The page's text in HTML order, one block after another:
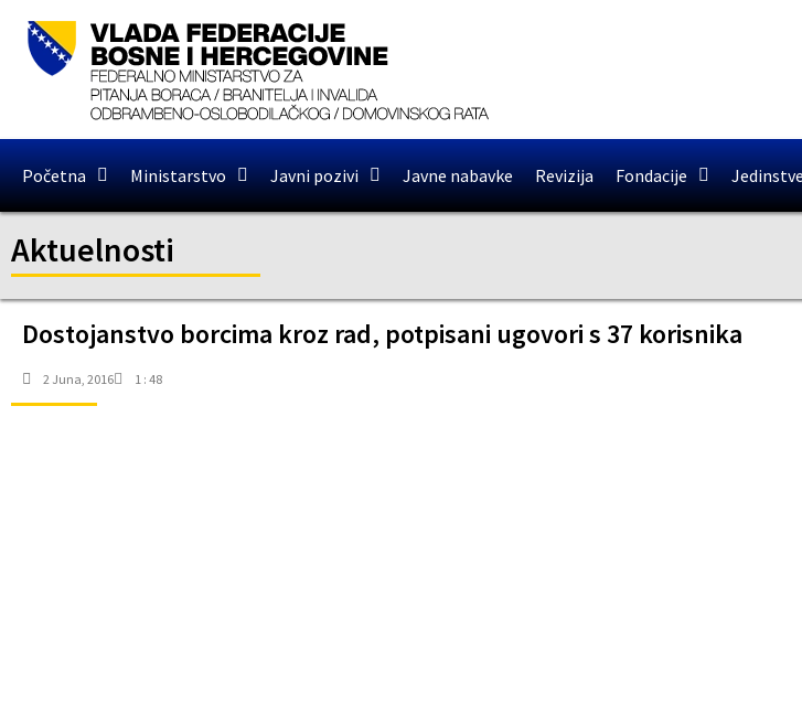
Početna Ministarstvo Javni pozivi Javne nabavke Revizija Fondacije
Aktuelnosti
Dostojanstvo borcima kroz rad, potpisani ugovori s 37 korisnika
2 Juna, 2016 1 : 48